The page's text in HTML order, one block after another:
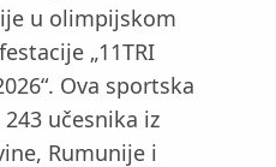
u olimpijskom
„11TRI
Ova sportska
učesnika iz
Rumunije i